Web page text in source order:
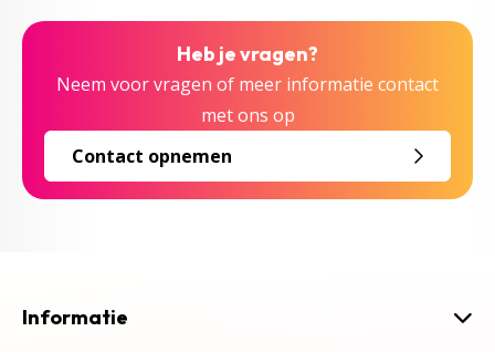
Heb je vragen?
Neem voor vragen of meer informatie contact
met ons op
Contact opnemen
Informatie